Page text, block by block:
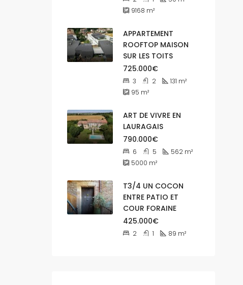
9168 m²
APPARTEMENT
ROOFTOP MAISON
SUR LES TOITS
725.000€
3 2 131 m²
95 m²
ART DE VIVRE EN
LAURAGAIS
790.000€
6 5 562 m²
5000 m²
T3/4 UN COCON
ENTRE PATIO ET
COUR FORAINE
425.000€
2 1 89 m²